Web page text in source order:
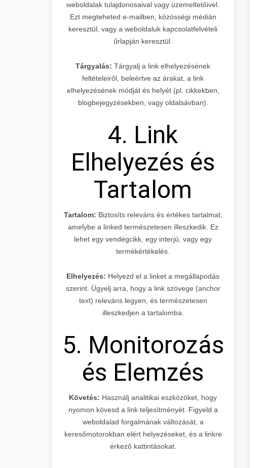
weboldalak tulajdonosaival vagy üzemeltetőivel.
Ezt megteheted e-mailben, közösségi médián
keresztül, vagy a weboldaluk kapcsolatfelvételi
űrlapján keresztül.
Tárgyalás: Tárgyalj a link elhelyezésének
feltételeiről, beleértve az árakat, a link
elhelyezésének módját és helyét (pl. cikkekben,
blogbejegyzésekben, vagy oldalsávban).
4. Link
Elhelyezés és
Tartalom
Tartalom: Biztosíts releváns és értékes tartalmat,
amelybe a linked természetesen illeszkedik. Ez
lehet egy vendégcikk, egy interjú, vagy egy
termékértékelés.
Elhelyezés: Helyezd el a linket a megállapodás
szerint. Ügyelj arra, hogy a link szövege (anchor
text) releváns legyen, és természetesen
illeszkedjen a tartalomba.
5. Monitorozás
és Elemzés
Követés: Használj analitikai eszközöket, hogy
nyomon kövesd a link teljesítményét. Figyeld a
weboldalad forgalmának változását, a
keresőmotorokban elért helyezéseket, és a linkre
érkező kattintásokat.